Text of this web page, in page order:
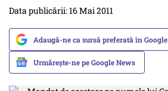
Data publicării: 16 Mai 2011
Adaugă-ne ca sursă preferată în Google
Urmărește-ne pe Google News